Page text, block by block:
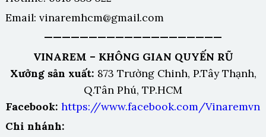
Email: vinaremhcm@gmail.com
————————————————————
VINAREM – KHÔNG GIAN QUYẾN RŨ
Xưởng sản xuất: 873 Trường Chinh, P.Tây Thạnh,
Q.Tân Phú, TP.HCM
Facebook: https://www.facebook.com/Vinaremvn
Chi nhánh: